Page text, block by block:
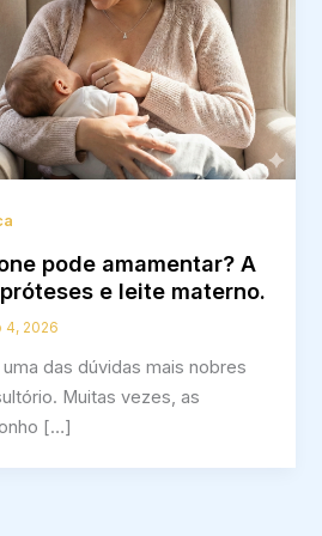
pode amamentar? A
e leite materno.
4, 2026
das dúvidas mais nobres
Muitas vezes, as
[…]